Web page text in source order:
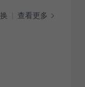
查看更多